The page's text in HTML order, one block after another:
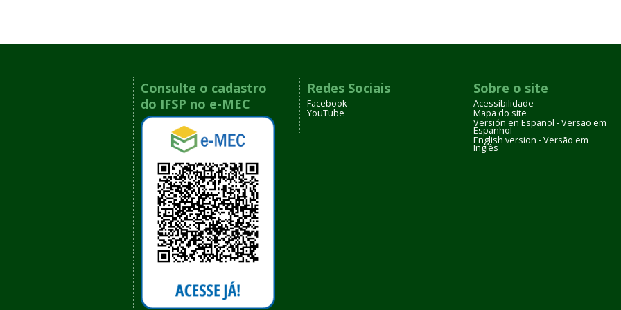
Consulte o cadastro
do IFSP no e-MEC
Redes Sociais
Facebook
YouTube
Sobre o site
Acessibilidade
Mapa do site
Versión en Español - Versão em
Espanhol
English version - Versão em
Inglês